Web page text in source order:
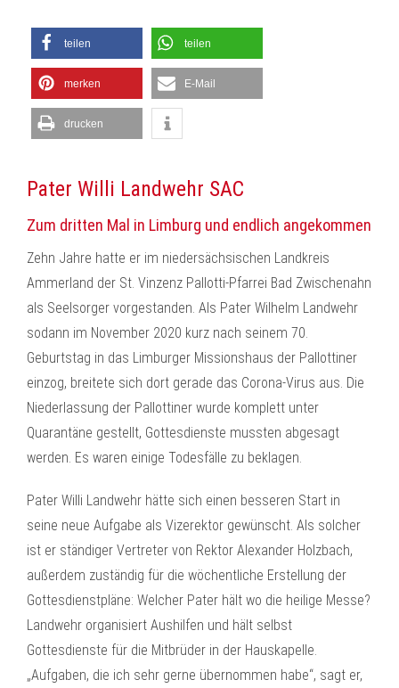
teilen teilen
merken E-Mail
drucken
Pater Willi Landwehr SAC
Zum dritten Mal in Limburg und endlich angekommen
Zehn Jahre hatte er im niedersächsischen Landkreis
Ammerland der St. Vinzenz Pallotti-Pfarrei Bad Zwischenahn
als Seelsorger vorgestanden. Als Pater Wilhelm Landwehr
sodann im November 2020 kurz nach seinem 70.
Geburtstag in das Limburger Missionshaus der Pallottiner
einzog, breitete sich dort gerade das Corona-Virus aus. Die
Niederlassung der Pallottiner wurde komplett unter
Quarantäne gestellt, Gottesdienste mussten abgesagt
werden. Es waren einige Todesfälle zu beklagen.
Pater Willi Landwehr hätte sich einen besseren Start in
seine neue Aufgabe als Vizerektor gewünscht. Als solcher
ist er ständiger Vertreter von Rektor Alexander Holzbach,
außerdem zuständig für die wöchentliche Erstellung der
Gottesdienstpläne: Welcher Pater hält wo die heilige Messe?
Landwehr organisiert Aushilfen und hält selbst
Gottesdienste für die Mitbrüder in der Hauskapelle.
„Aufgaben, die ich sehr gerne übernommen habe“, sagt er,